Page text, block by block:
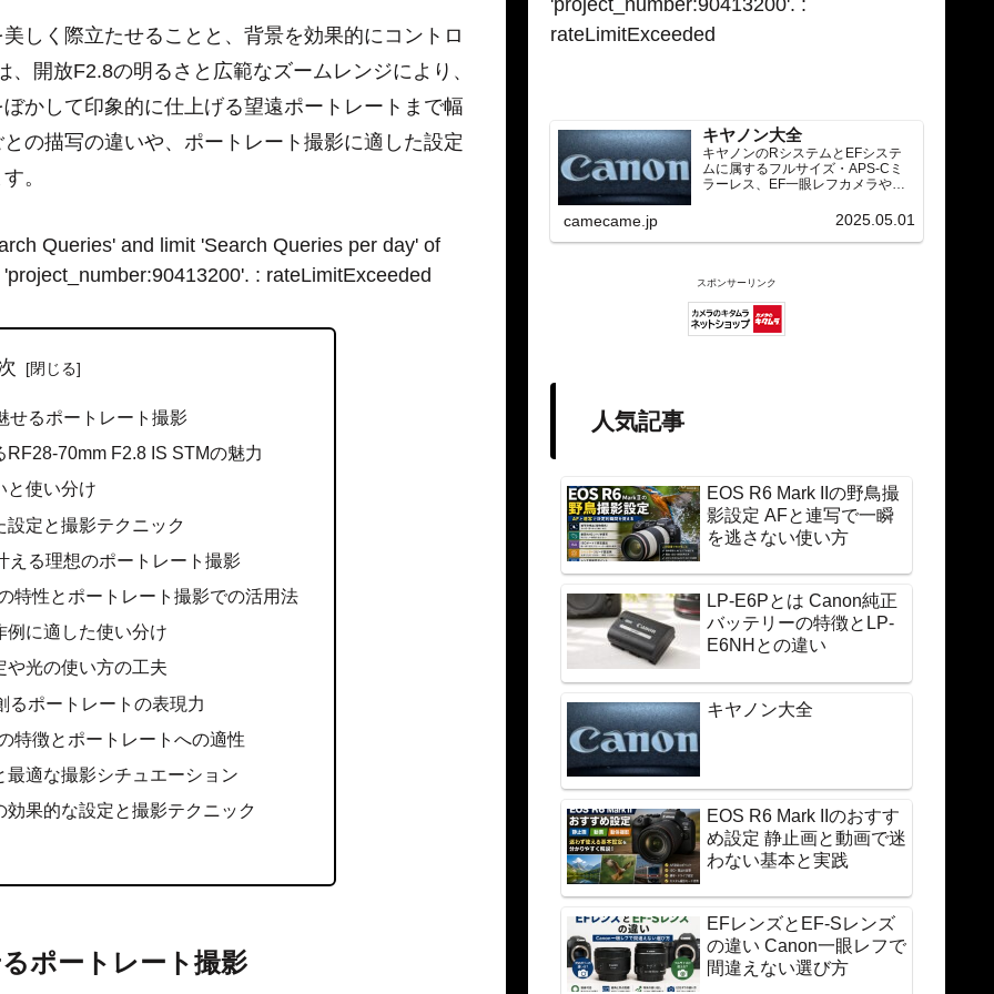
しく際立たせることと、背景を効果的にコントロ
開放F2.8の明るさと広範なズームレンジにより、
かして印象的に仕上げる望遠ポートレートまで幅
の描写の違いや、ポートレート撮影に適した設定
。
Queries' and limit 'Search Queries per day' of
: rateLimitExceeded
せるポートレート撮影
70mm F2.8 IS STMの魅力
と使い分け
定と撮影テクニック
える理想のポートレート撮影
特性とポートレート撮影での活用法
例に適した使い分け
や光の使い方の工夫
るポートレートの表現力
特徴とポートレートへの適性
適な撮影シチュエーション
果的な設定と撮影テクニック
ポートレート撮影
rateLimitExceeded
キヤノン大全
キヤノンのRシステムとEFシステ
ムに属するフルサイズ・APS-Cミ
ラーレス、EF一眼レフカメラや
望遠）をカテゴリ別に網羅し、効
種の内部リンク設計で回遊性向上
camecame.jp 2025.05.01
スポンサーリンク
人気記事
EOS R6 Mark IIの野鳥撮
影設定 AFと連写で一瞬
を逃さない使い方
LP-E6Pとは Canon純正
バッテリーの特徴とLP-
E6NHとの違い
キヤノン大全
EOS R6 Mark IIのおすす
め設定 静止画と動画で迷
わない基本と実践
EFレンズとEF-Sレンズ
の違い Canon一眼レフで
間違えない選び方